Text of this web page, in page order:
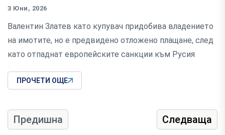
3 Юни, 2026
Валентин Златев като купувач придобива владението
на имотите, но е предвидено отложено плащане, след
като отпаднат европейските санкции към Русия
ПРОЧЕТИ ОЩЕ
Предишна Следваща